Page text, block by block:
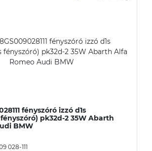
fényszóró izzó d1s
pk32d-2 35W Abarth
BMW
028-111